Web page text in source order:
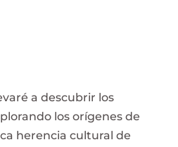
a descubrir los
los orígenes de
herencia cultural de